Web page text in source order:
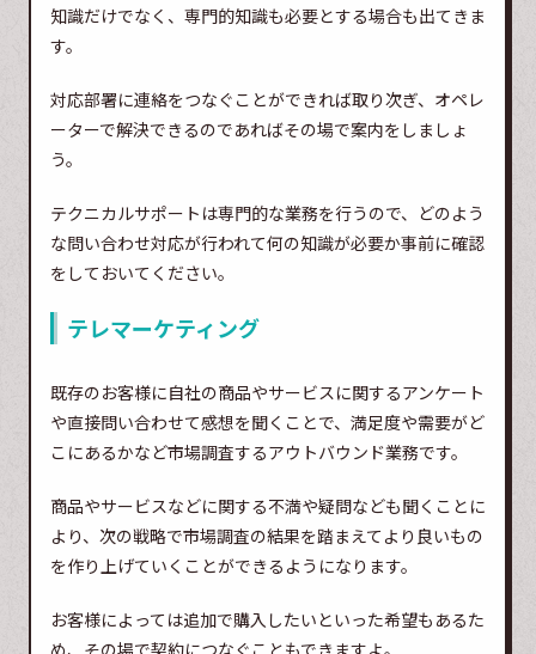
知識だけでなく、専門的知識も必要とする場合も出てきま
す。
対応部署に連絡をつなぐことができれば取り次ぎ、オペレ
ーターで解決できるのであればその場で案内をしましょ
う。
テクニカルサポートは専門的な業務を行うので、どのよう
な問い合わせ対応が行われて何の知識が必要か事前に確認
をしておいてください。
テレマーケティング
既存のお客様に自社の商品やサービスに関するアンケート
や直接問い合わせて感想を聞くことで、満足度や需要がど
こにあるかなど市場調査するアウトバウンド業務です。
商品やサービスなどに関する不満や疑問なども聞くことに
より、次の戦略で市場調査の結果を踏まえてより良いもの
を作り上げていくことができるようになります。
お客様によっては追加で購入したいといった希望もあるた